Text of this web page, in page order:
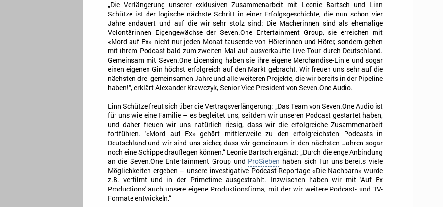
„Die Verlängerung unserer exklusiven Zusammenarbeit mit Leonie Bartsch und Linn
Schütze ist der logische nächste Schritt in einer Erfolgsgeschichte, die nun schon vier
Jahre andauert und auf die wir sehr stolz sind: Die Macherinnen sind als ehemalige
Volontärinnen Eigengewächse der Seven.One Entertainment Group, sie erreichen mit
«Mord auf Ex» nicht nur jeden Monat tausende von Hörerinnen und Hörer, sondern gehen
mit ihrem Podcast bald zum zweiten Mal auf ausverkaufte Live-Tour durch Deutschland.
Gemeinsam mit Seven.One Licensing haben sie ihre eigene Merchandise-Linie und sogar
einen eigenen Gin höchst erfolgreich auf den Markt gebracht. Wir freuen uns sehr auf die
nächsten drei gemeinsamen Jahre und alle weiteren Projekte, die wir bereits in der Pipeline
haben!“, erklärt Alexander Krawczyk, Senior Vice President von Seven.One Audio.
Linn Schütze freut sich über die Vertragsverlängerung: „Das Team von Seven.One Audio ist
für uns wie eine Familie – es begleitet uns, seitdem wir unseren Podcast gestartet haben,
und daher freuen wir uns natürlich riesig, dass wir die erfolgreiche Zusammenarbeit
fortführen. '«Mord auf Ex» gehört mittlerweile zu den erfolgreichsten Podcasts in
Deutschland und wir sind uns sicher, dass wir gemeinsam in den nächsten Jahren sogar
noch eine Schippe drauflegen können.“ Leonie Bartsch ergänzt: „Durch die enge Anbindung
an die Seven.One Entertainment Group und ProSieben haben sich für uns bereits viele
Möglichkeiten ergeben – unsere investigative Podcast-Reportage «Die Nachbarn» wurde
z.B. verfilmt und in der Primetime ausgestrahlt. Inzwischen haben wir mit 'Auf Ex
Productions' auch unsere eigene Produktionsfirma, mit der wir weitere Podcast- und TV-
Formate entwickeln.“